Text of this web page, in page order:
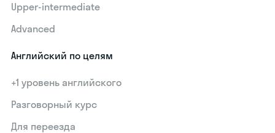
Upper-intermediate
Advanced
Английский по целям
+1 уровень английского
Разговорный курс
Для переезда